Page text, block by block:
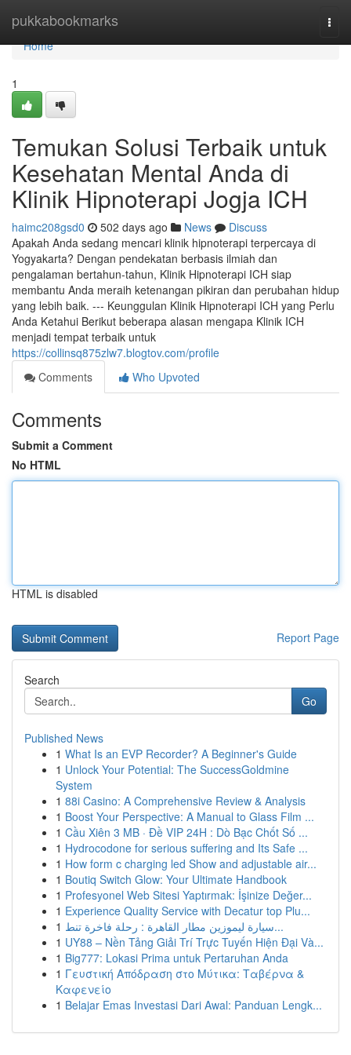
pukkabookmarks
Home
Home
1
Temukan Solusi Terbaik untuk
Kesehatan Mental Anda di
Klinik Hipnoterapi Jogja ICH
haimc208gsd0 502 days ago News
Discuss
Apakah Anda sedang mencari klinik hipnoterapi terpercaya di
Yogyakarta? Dengan pendekatan berbasis ilmiah dan
pengalaman bertahun-tahun, Klinik Hipnoterapi ICH siap
membantu Anda meraih ketenangan pikiran dan perubahan hidup
yang lebih baik. --- Keunggulan Klinik Hipnoterapi ICH yang Perlu
Anda Ketahui Berikut beberapa alasan mengapa Klinik ICH
menjadi tempat terbaik untuk
https://collinsq875zlw7.blogtov.com/profile
Comments
Who Upvoted
Comments
Submit a Comment
No HTML
HTML is disabled
Report Page
Search
Go
Published News
1 What Is an EVP Recorder? A Beginner's Guide
1 Unlock Your Potential: The SuccessGoldmine
System
1 88i Casino: A Comprehensive Review & Analysis
1 Boost Your Perspective: A Manual to Glass Film ...
1 Cầu Xiên 3 MB · Đề VIP 24H : Dò Bạc Chốt Số ...
1 Hydrocodone for serious suffering and Its Safe ...
1 How form c charging led Show and adjustable air...
1 Boutiq Switch Glow: Your Ultimate Handbook
1 Profesyonel Web Sitesi Yaptırmak: İşinize Değer...
1 Experience Quality Service with Decatur top Plu...
1
سيارة ليموزين مطار القاهرة : رحلة فاخرة تنط...
1 UY88 – Nền Tảng Giải Trí Trực Tuyến Hiện Đại Và...
1 Big777: Lokasi Prima untuk Pertaruhan Anda
1 Γευστική Απόδραση στο Μύτικα: Ταβέρνα &
Καφενείο
1 Belajar Emas Investasi Dari Awal: Panduan Lengk...